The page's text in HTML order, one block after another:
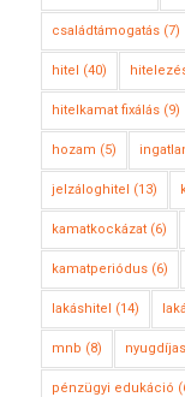
családtámogatás(7)
hitel (40)
hitelkamat fixálás(9)
hozam (5)
jelzáloghitel (13)
kamatkockázat(6)
kamatperiódus(6)
lakáshitel (14)
mnb (8)
pénzügyi edukáció